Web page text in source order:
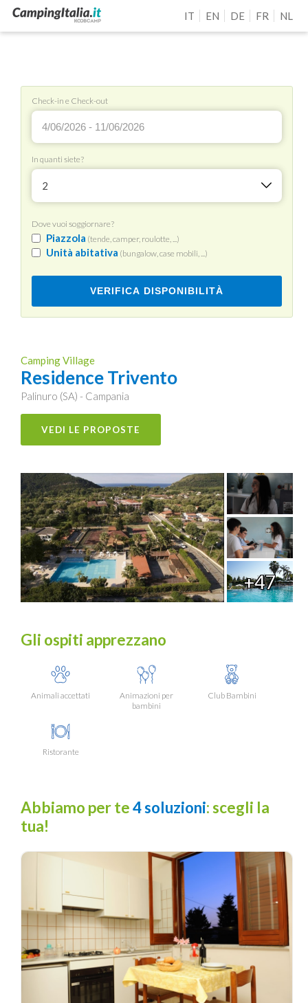
IT EN DE FR NL
Check-in e Check-out
In quanti siete?
2
Dove vuoi soggiornare?
Piazzola (tende, camper, roulotte, ...)
Unità abitativa (bungalow, case mobili, ...)
VERIFICA DISPONIBILITÀ
Camping Village
Residence Trivento
Palinuro (SA) - Campania
VEDI LE PROPOSTE
+47
Gli ospiti apprezzano
Animali accettati
Animazioni per
bambini
Club Bambini
Ristorante
Abbiamo per te4 soluzioni: scegli la
tua!